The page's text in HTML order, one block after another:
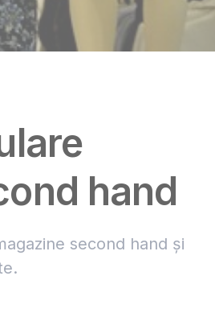
hand
second hand și